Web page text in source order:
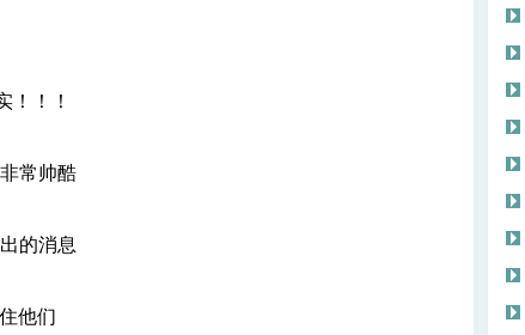
！
非常帅酷
的消息
他们